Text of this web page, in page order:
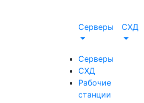
Серверы СХД
Серверы
СХД
Рабочие
станции